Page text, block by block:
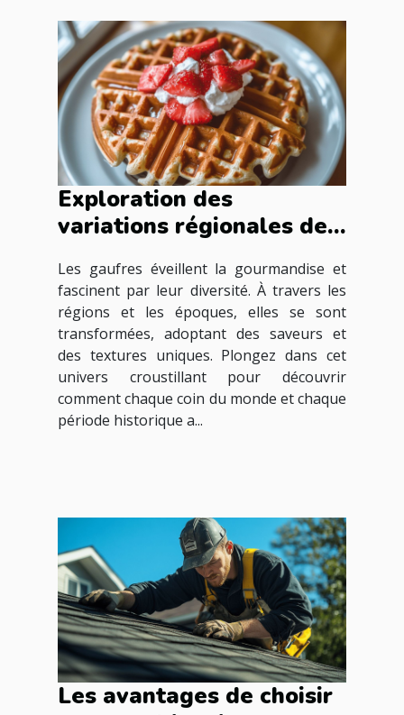
Exploration des
variations régionales des
époques
Les gaufres éveillent la gourmandise et
fascinent par leur diversité. À travers les
régions et les époques, elles se sont
transformées, adoptant des saveurs et
des textures uniques. Plongez dans cet
univers croustillant pour découvrir
comment chaque coin du monde et chaque
période historique a...
Les avantages de choisir